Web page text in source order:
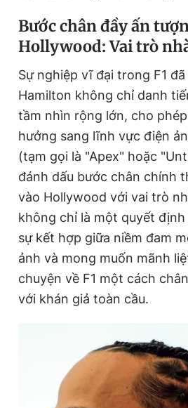
Bước chân đầy ấn
Hollywood: Vai trò
Sự nghiệp vĩ đại trong F1
Hamilton không chỉ danh
tầm nhìn rộng lớn, cho
hưởng sang lĩnh vực điện
(tạm gọi là "Apex" hoặc
đánh dấu bước chân chính
vào Hollywood với vai trò
không chỉ là một quyết định
sự kết hợp giữa niềm đam
ảnh và mong muốn mãnh
chuyện về F1 một cách
với khán giả toàn cầu.